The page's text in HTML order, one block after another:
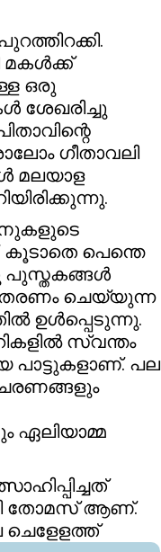
മകൾക്ക്
ഒരു
ശേഖരിച്ചു
ഗീതാവലി
മലയാള
പെന്തെ
പുസ്തകങ്ങൾ
ചെയ്യുന്ന
ഉൾപ്പെടുന്നു.
സ്വന്തം
പാട്ടുകളാണ്. പല
ഏലിയാമ്മ
വി തോമസ് ആണ്.
ചെളേളത്ത്